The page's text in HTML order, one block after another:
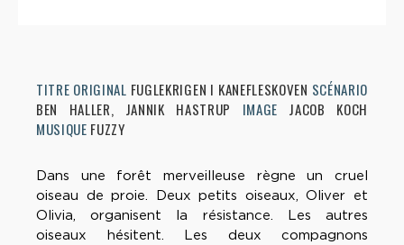
TITRE ORIGINAL FUGLEKRIGEN I KANEFLESKOVEN SCÉNARIO
BEN HALLER, JANNIK HASTRUP IMAGE JACOB KOCH
MUSIQUE FUZZY
Dans une forêt merveilleuse règne un cruel
oiseau de proie. Deux petits oiseaux, Oliver et
Olivia, organisent la résistance. Les autres
oiseaux hésitent. Les deux compagnons